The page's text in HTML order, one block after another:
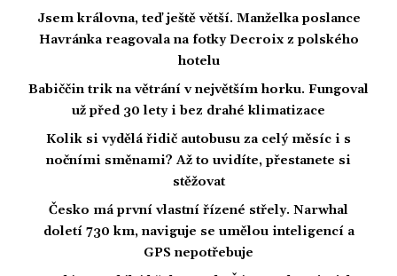
Jsem královna, teď ještě větší. Manželka poslance
Havránka reagovala na fotky Decroix z polského
hotelu
Babiččin trik na větrání v největším horku. Fungoval
už před 30 lety i bez drahé klimatizace
Kolik si vydělá řidič autobusu za celý měsíc i s
nočními směnami? Až to uvidíte, přestanete si
stěžovat
Česko má první vlastní řízené střely. Narwhal
doletí 730 km, naviguje se umělou inteligencí a
GPS nepotřebuje